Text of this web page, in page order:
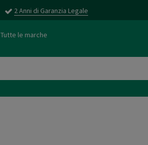
2 Anni di Garanzia Legale
Tutte le marche